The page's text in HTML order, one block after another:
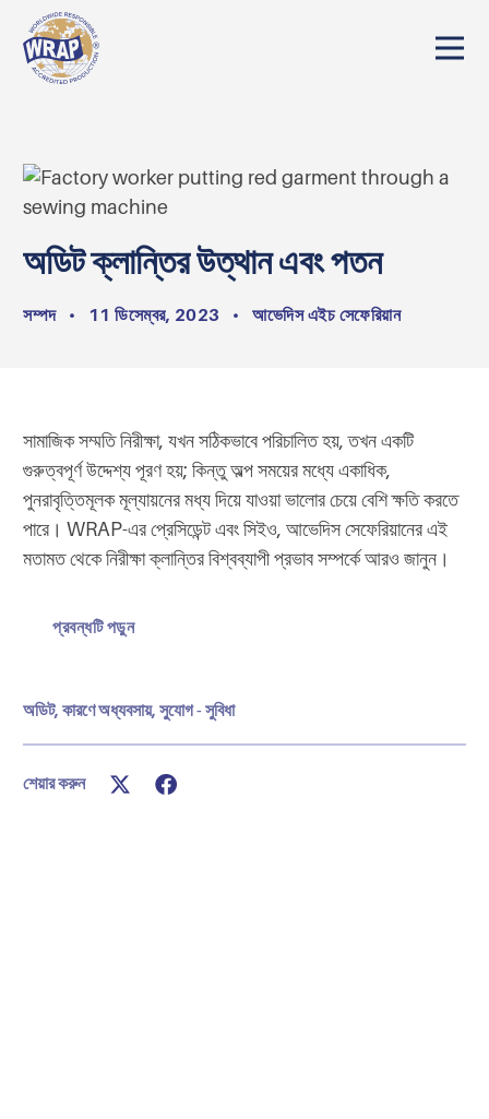
অডিট ক্লান্তির উত্থান এবং পতন
সম্পদ • 11 ডিসেম্বর, 2023 • আভেদিস এইচ সেফেরিয়ান
সামাজিক সম্মতি নিরীক্ষা, যখন সঠিকভাবে পরিচালিত হয়, তখন একটি
গুরুত্বপূর্ণ উদ্দেশ্য পূরণ হয়; কিন্তু অল্প সময়ের মধ্যে একাধিক,
পুনরাবৃত্তিমূলক মূল্যায়নের মধ্য দিয়ে যাওয়া ভালোর চেয়ে বেশি ক্ষতি করতে
পারে। WRAP-এর প্রেসিডেন্ট এবং সিইও, আভেদিস সেফেরিয়ানের এই
মতামত থেকে নিরীক্ষা ক্লান্তির বিশ্বব্যাপী প্রভাব সম্পর্কে আরও জানুন।
প্রবন্ধটি পড়ুন
অডিট, কারণে অধ্যবসায়, সু্যোগ - সুবিধা
শেয়ার করুন